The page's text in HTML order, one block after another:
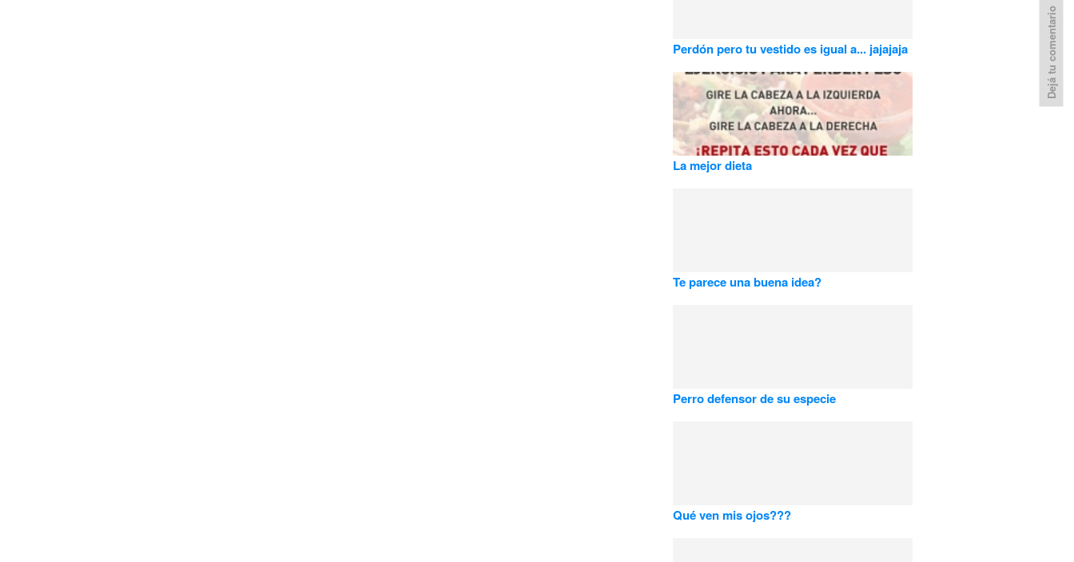
Perdón pero tu vestido es igual a... jajajaja
La mejor dieta
Te parece una buena idea?
Perro defensor de su especie
Qué ven mis ojos???
Dejá tu comentario